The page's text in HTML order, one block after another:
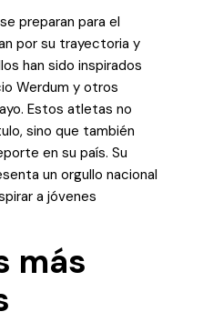
preparan para el
por su trayectoria y
han sido inspirados
Werdum y otros
Estos atletas no
sino que también
en su país. Su
un orgullo nacional
a jóvenes
más